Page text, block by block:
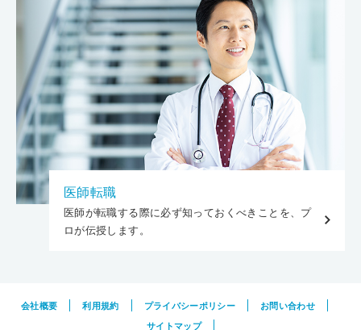
医師転職
医師が転職する際に必ず知っておくべきことを、プ
ロが伝授します。
会社概要 利用規約 プライバシーポリシー
お問い合わせ
サイトマップ